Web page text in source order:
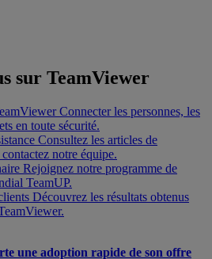
sur TeamViewer
Connecter les personnes, les
en toute sécurité.
Consultez les articles de
contactez notre équipe.
Rejoignez notre programme de
TeamUP.
Découvrez les résultats obtenus
une adoption rapide de son offre